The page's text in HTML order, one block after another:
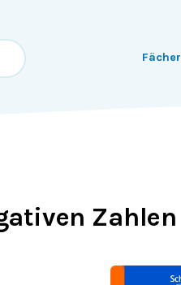
Fächer
Zahlen